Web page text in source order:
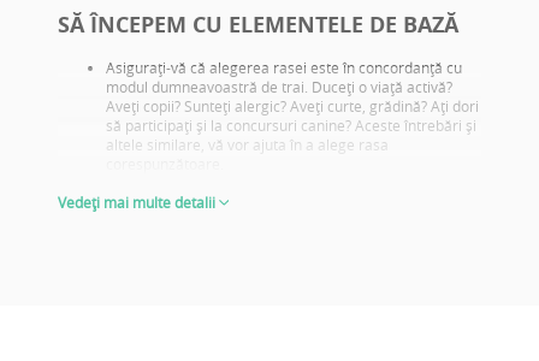
SĂ ÎNCEPEM CU ELEMENTELE DE BAZĂ
Asiguraţi-vă că alegerea rasei este în concordanţă cu
modul dumneavoastră de trai. Duceţi o viaţă activă?
Aveţi copii? Sunteţi alergic? Aveţi curte, grădină? Aţi dori
să participaţi şi la concursuri canine? Aceste întrebări şi
altele similare, vă vor ajuta în a alege rasa
rasei şi încercaţi să alegeţi pui din părinţi care deţin
Vedeți mai multe detalii